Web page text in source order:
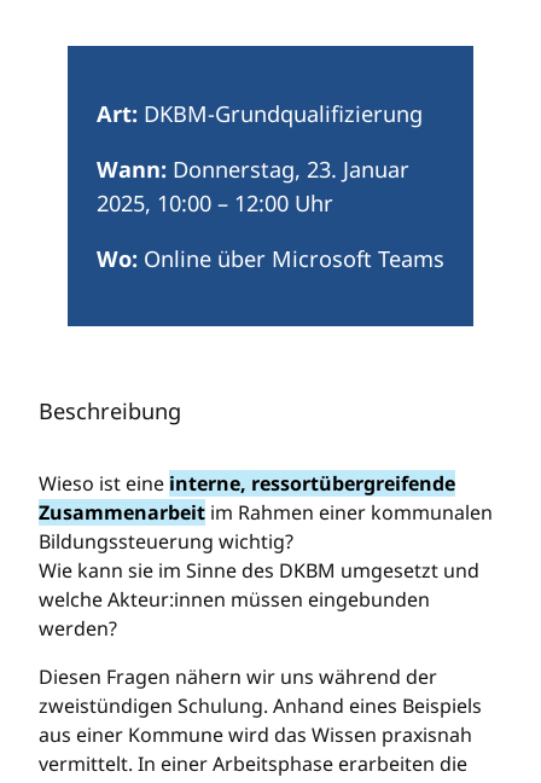
Art: DKBM-Grundqualifizierung
Wann: Donnerstag, 23. Januar
2025, 10:00 – 12:00 Uhr
Wo: Online über Microsoft Teams
Beschreibung
Wieso ist eine interne, ressortübergreifende
Zusammenarbeit im Rahmen einer kommunalen
Bildungssteuerung wichtig?
Wie kann sie im Sinne des DKBM umgesetzt und
welche Akteur:innen müssen eingebunden
werden?
Diesen Fragen nähern wir uns während der
zweistündigen Schulung. Anhand eines Beispiels
aus einer Kommune wird das Wissen praxisnah
vermittelt. In einer Arbeitsphase erarbeiten die